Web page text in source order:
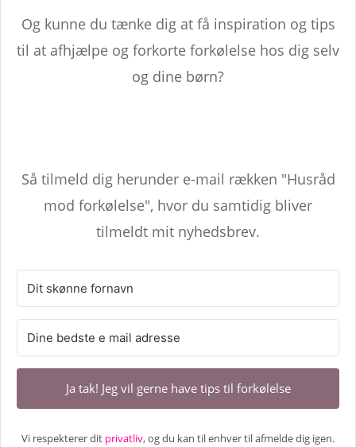
Og kunne du tænke dig at få inspiration og tips
til at afhjælpe og forkorte forkølelse hos dig selv
og dine børn?
Så tilmeld dig herunder e-mail rækken "Husråd
mod forkølelse", hvor du samtidig bliver
tilmeldt mit nyhedsbrev.
Ja tak! Jeg vil gerne have tips til forkølelse
Vi respekterer dit privatliv, og du kan til enhver til afmelde dig igen.